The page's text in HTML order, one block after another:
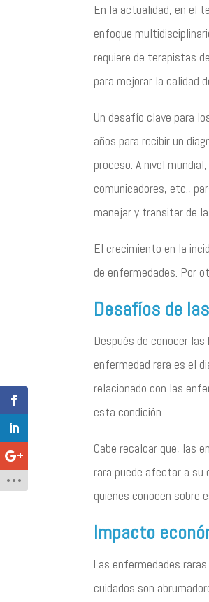
En la actualidad, en el
enfoque
requiere de terapistas
para mejorar la calidad
Un desafío clave para
años para recibir un
proceso. A nivel
comunicadores, etc.,
manejar y transitar de
El crecimiento en la
de enfermedades. Por
Desafíos de
Después de conocer
enfermedad rara es el
relacionado con las
esta condición.
Cabe recalcar que, las
rara puede afectar a su
quienes conocen sobre
Impacto
Las enfermedades
cuidados son